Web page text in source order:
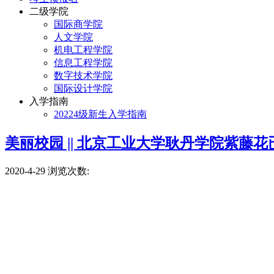
二级学院
国际商学院
人文学院
机电工程学院
信息工程学院
数字技术学院
国际设计学院
入学指南
20224级新生入学指南
美丽校园 || 北京工业大学耿丹学院紫藤花
2020-4-29 浏览次数: